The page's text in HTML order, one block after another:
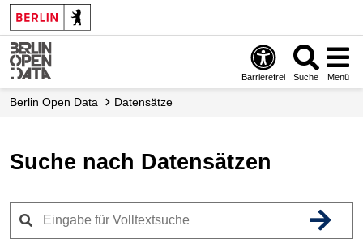
Skip
to
main
content
Barrierefrei Suche Menü
Berlin Open Data Datensätze
Suche nach Datensätzen